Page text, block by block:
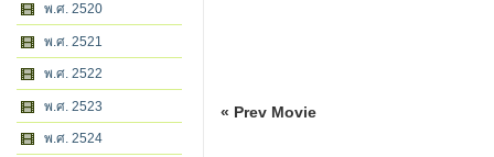
พ.ศ. 2520
พ.ศ. 2521
พ.ศ. 2522
พ.ศ. 2523
พ.ศ. 2524
« Prev Movie